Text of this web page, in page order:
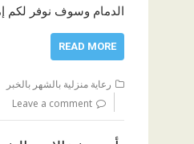
الدمام وسوف نوفر لكم
READ MORE
رعاية منزلية بالشهر بالخبر
Leave a comment